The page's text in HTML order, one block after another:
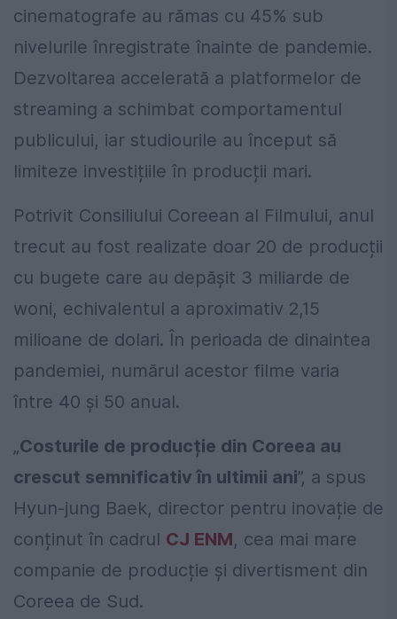
cinematografe au rămas cu 45% sub
nivelurile înregistrate înainte de pandemie.
Dezvoltarea accelerată a platformelor de
streaming a schimbat comportamentul
publicului, iar studiourile au început să
limiteze investițiile în producții mari.
Potrivit Consiliului Coreean al Filmului, anul
trecut au fost realizate doar 20 de producții
cu bugete care au depășit 3 miliarde de
woni, echivalentul a aproximativ 2,15
milioane de dolari. În perioada de dinaintea
pandemiei, numărul acestor filme varia
între 40 și 50 anual.
„Costurile de producție din Coreea au
crescut semnificativ în ultimii ani”, a spus
Hyun-jung Baek, director pentru inovație de
conținut în cadrul CJ ENM, cea mai mare
companie de producție și divertisment din
Coreea de Sud.